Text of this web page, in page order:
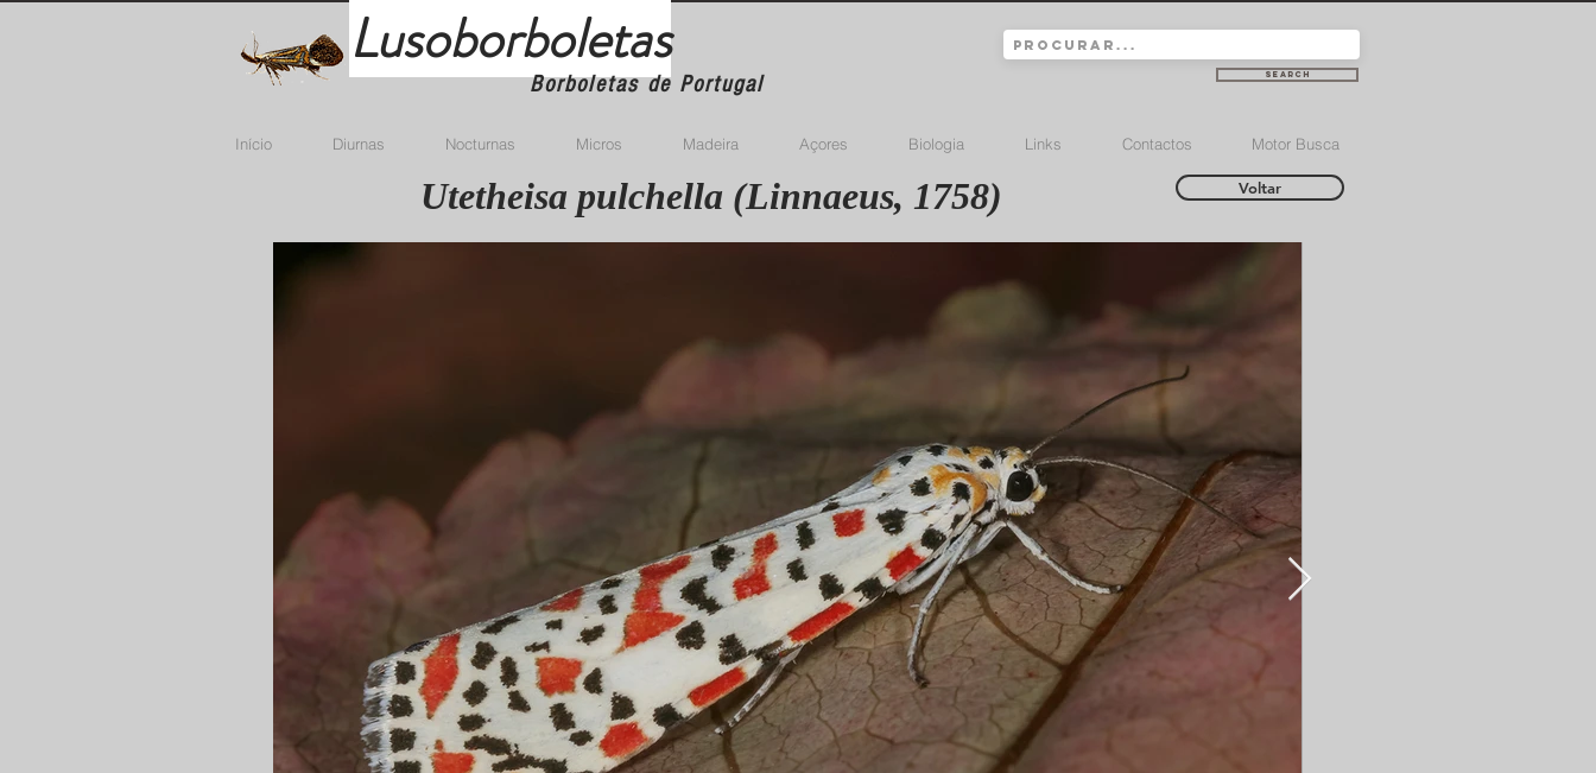
Lusoborboletas
Borboletas de Portugal Search
Início Diurnas Nocturnas Micros Madeira Açores Biologia Links Contactos Motor Busca
Utetheisa pulchella (Linnaeus, 1758) Voltar